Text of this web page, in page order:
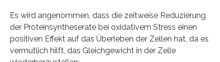
Es wird angenommen, dass die zeitweise Reduzierung
der Proteinsyntheserate bei oxidativem Stress einen
positiven Effekt auf das Überleben der Zellen hat, da es
vermutlich hilft, das Gleichgewicht in der Zelle